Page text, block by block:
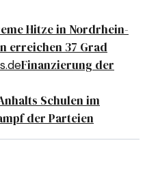
Hitze in Nordrhein-
erreichen 37 Grad
Finanzierung der
Schulen im
der Parteien